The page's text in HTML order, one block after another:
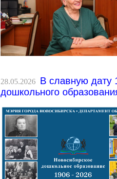
28.05.2026 В славную дату
дошкольного